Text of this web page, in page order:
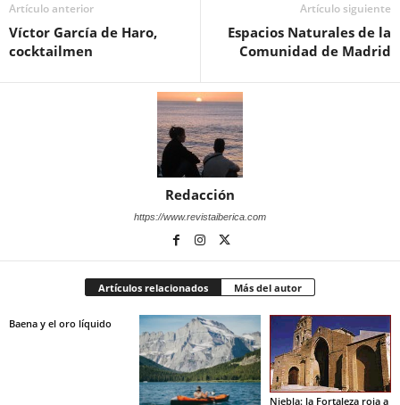
Artículo anterior
Víctor García de Haro,
cocktailmen
Artículo siguiente
Espacios Naturales de la
Comunidad de Madrid
Redacción
https://www.revistaiberica.com
Artículos relacionados Más del autor
Baena y el oro líquido
Niebla: la Fortaleza roja a